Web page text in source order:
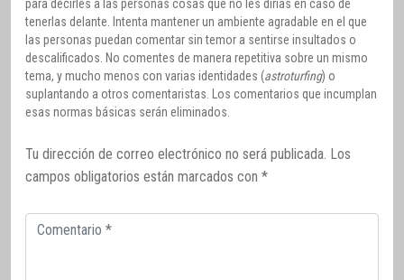
para decirles a las personas cosas que no les dirías en caso de
tenerlas delante. Intenta mantener un ambiente agradable en el que
las personas puedan comentar sin temor a sentirse insultados o
descalificados. No comentes de manera repetitiva sobre un mismo
tema, y mucho menos con varias identidades (astroturfing) o
suplantando a otros comentaristas. Los comentarios que incumplan
esas normas básicas serán eliminados.
Tu dirección de correo electrónico no será publicada. Los
campos obligatorios están marcados con *
Comentario